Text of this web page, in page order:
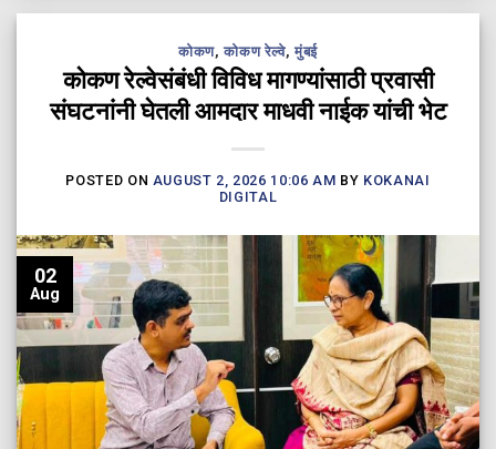
कोकण,कोकण रेल्वे,मुंबई
कोकण रेल्वेसंबंधी विविध मागण्यांसाठी प्रवासी
संघटनांनी घेतली आमदार माधवी नाईक यांची भेट
POSTED ON AUGUST 2, 2026 10:06 AM BY KOKANAI
DIGITAL
02
Aug